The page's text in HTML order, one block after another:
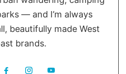
— and I’m always
beautifully made West
brands.